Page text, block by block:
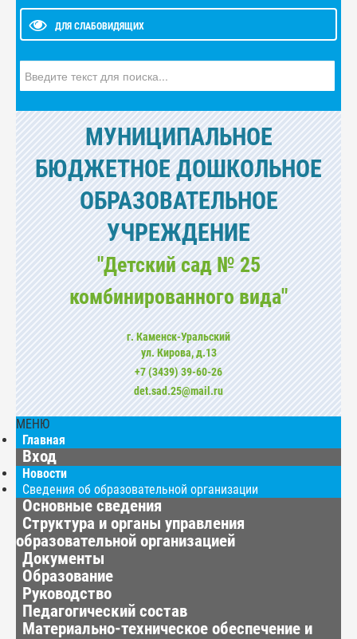
ДЛЯ СЛАБОВИДЯЩИХ
МУНИЦИПАЛЬНОЕ
БЮДЖЕТНОЕ ДОШКОЛЬНОЕ
ОБРАЗОВАТЕЛЬНОЕ
УЧРЕЖДЕНИЕ
"Детский сад № 25
комбинированного вида"
г. Каменск-Уральский
ул. Кирова, д.13
+7 (3439) 39-60-26
det.sad.25@mail.ru
МЕНЮ
Главная
Вход
Новости
Сведения об образовательной организации
Основные сведения
Структура и органы управления
образовательной организацией
Документы
Образование
Руководство
Педагогический состав
Материально-техническое обеспечение и